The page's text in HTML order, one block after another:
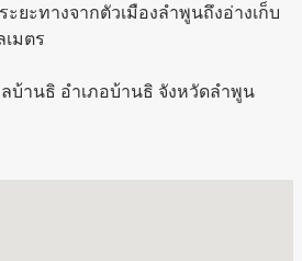
ยะทางจากตัวเมืองลำพูนถึงอ่างเก็บ
มตร
บ้านธิ อำเภอบ้านธิ จังหวัดลำพูน